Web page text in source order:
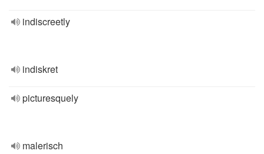
indiscreetly
indiskret
picturesquely
malerisch